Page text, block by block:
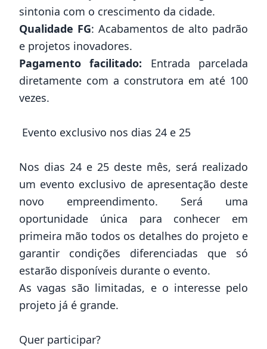
sintonia com o crescimento da cidade.
Qualidade FG: Acabamentos de alto padrão
e projetos inovadores.
Pagamento facilitado: Entrada parcelada
diretamente com a construtora em até 100
vezes.
Evento exclusivo nos dias 24 e 25
Nos dias 24 e 25 deste mês, será realizado
um evento exclusivo de apresentação deste
novo empreendimento. Será uma
oportunidade única para conhecer em
primeira mão todos os detalhes do projeto e
garantir condições diferenciadas que só
estarão disponíveis durante o evento.
As vagas são limitadas, e o interesse pelo
projeto já é grande.
Quer participar?